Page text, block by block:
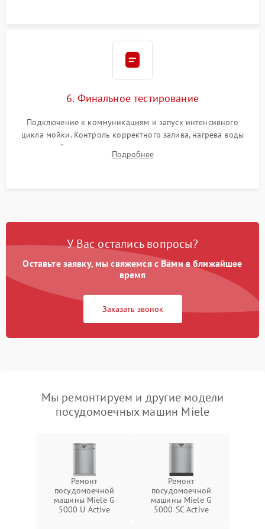
6. Финальное тестирование
Подключение к коммуникациям и запуск интенсивного
цикла мойки. Контроль корректного залива, нагрева воды
до нужной температуры, отсутствия посторонних шумов,
штатного слива и абсолютной сухости в поддоне.
Подробнее
У Вас остались вопросы?
Оставьте заявку, мы свяжемся с Вами в ближайшее
время
Заказать звонок
Мы ремонтируем и другие модели
посудомоечных машин Miele
Ремонт
посудомоечной
машины Miele G
5000 U Active
Ремонт
посудомоечной
машины Miele G
5000 SC Active